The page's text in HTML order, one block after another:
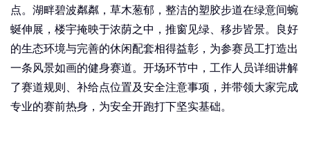
点。湖畔碧波粼粼，草木葱郁，整洁的塑胶步道在绿意间蜿
蜒伸展，楼宇掩映于浓荫之中，推窗见绿、移步皆景。良好
的生态环境与完善的休闲配套相得益彰，为参赛员工打造出
一条风景如画的健身赛道。开场环节中，工作人员详细讲解
了赛道规则、补给点位置及安全注意事项，并带领大家完成
专业的赛前热身，为安全开跑打下坚实基础。